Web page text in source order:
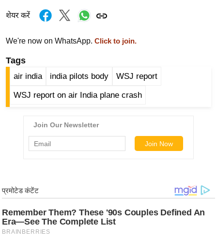
ग
ऑ
व
र्ल्ड
न्यू
न
ग
त
शेयर करें
We're now on WhatsApp. Click to join.
Tags
air india india pilots body WSJ report
WSJ report on air India plane crash